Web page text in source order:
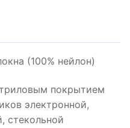
(100% нейлон)
покрытием
электронной,
стекольной